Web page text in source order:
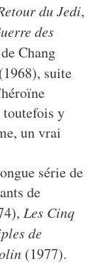
du Jedi,
des
Chang
(1968), suite
y
un vrai
série de
de
Les Cinq
de
(1977).